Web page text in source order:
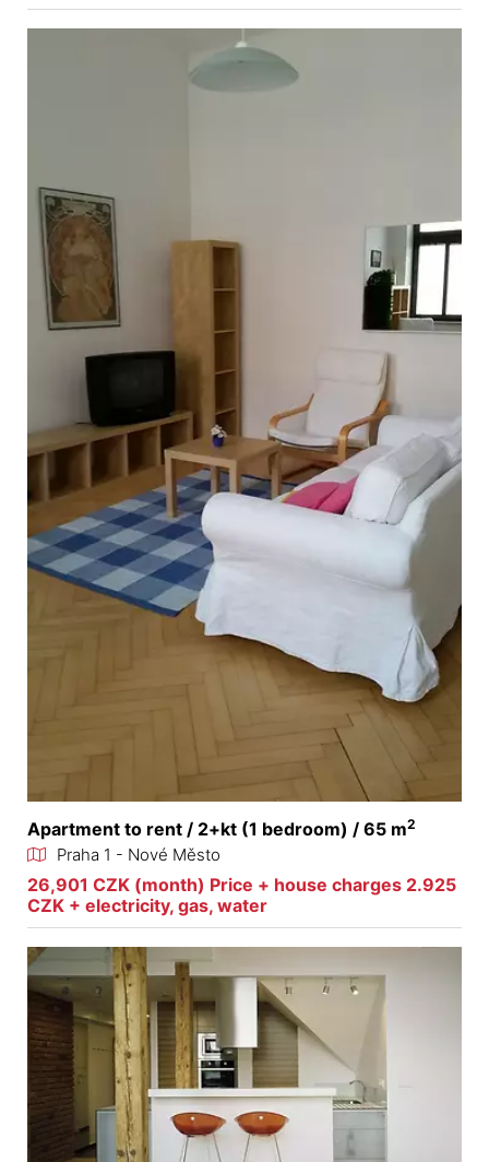
Apartment to rent / 2+kt (1 bedroom) / 65 m2
Praha 1 - Nové Město
26,901 CZK (month) Price + house charges 2.925
CZK + electricity, gas, water